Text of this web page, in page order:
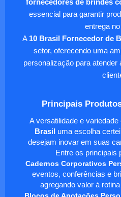
fornecedores de brindes
essencial para garantir
entrega
A 10 Brasil Fornecedor de
setor, oferecendo uma
personalização para
Principais
A versatilidade e
Brasil uma escolha
desejam inovar em suas
Entre os principais
Cadernos Corporativos
eventos, conferências e
agregando valor à